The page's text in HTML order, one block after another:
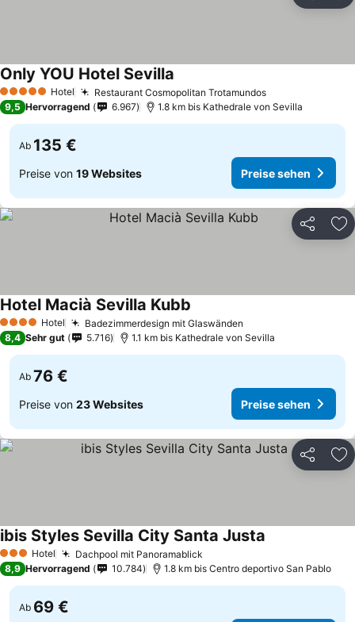
5 Sterne Hotel Restaurant Cosmopolitan TrotamundosPreise sehen
Only YOU Hotel Sevilla
9,5 Hervorragend 6.967 1.8 km bis Kathedrale von Sevilla
Ab 135 €
Preise von 19 Websites Preise sehen
Teilen
4 Sterne Hotel Badezimmerdesign mit Glaswänden
Hotel Macià Sevilla Kubb
8,4 Sehr gut 5.716 1.1 km bis Kathedrale von Sevilla
Ab 76 €
Preise von 23 Websites Preise sehen
Teilen
3 SterneHotel Dachpool mit Panoramablick
ibis Styles Sevilla City Santa Justa
8,9 Hervorragend 10.784 1.8 km bis Centro deportivo San Pablo
Ab 69 €